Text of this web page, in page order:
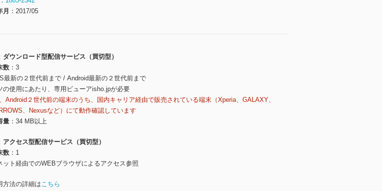
月
2017/05
ダウンロード型配信サービス（買切型）
数
3
最新の２世代前まで / Android最新の２世代前まで
使用にあたり、専用ビューアisho.jpが必要
Android２世代前の端末のうち、国内キャリア経由で販売されている端末（Xperia、GALAXY、
、Nexusなど）にて動作確認しています
量
34 MB以上
アクセス型配信サービス（買切型）
数
1
ト経由でのWEBブラウザによるアクセス参照
法の詳細はこちら